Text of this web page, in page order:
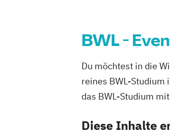
BWL -
Du möchtest in die
reines BWL-Studium
das BWL-Studium
Diese Inhalte